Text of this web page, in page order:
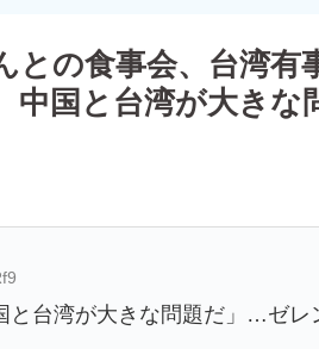
との食事会、台湾有
中国と台湾が大きな
台湾が大きな問題だ」…ゼレ